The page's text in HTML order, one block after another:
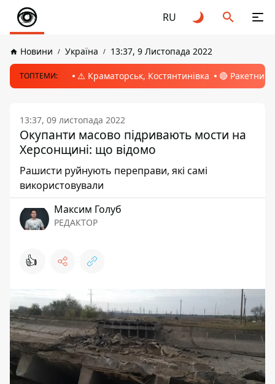
RU
Новини Україна 13:37, 9 Листопада 2022
ТОПТЕМИ: ⚠️ Краматорськ, Костянтинівка 🔴 Ракетний
13:37, 09 листопада 2022
Окупанти масово підривають мости на
Херсонщині: що відомо
Рашисти руйнують переправи, які самі
використовували
Максим Голуб
РЕДАКТОР
👍